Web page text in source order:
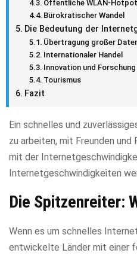
Öffentliche WLAN-
Bürokratischer Wandel
Die Bedeutung der
Übertragung großer
Internationaler Handel
Innovation und Forschung
Tourismus
Fazit
Ein schnelles und
zu arbeiten, mit Freunden
mit der
Internetgeschwindigkeiten
Die Spitzenreiter:
Wenn es um schnelles
entwickelte Länder mit einer